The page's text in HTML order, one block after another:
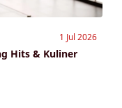
1 Jul 2026
Hits & Kuliner